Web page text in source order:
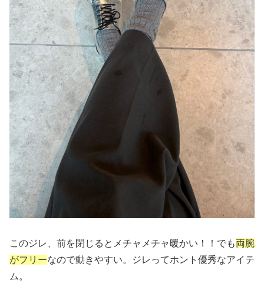
このジレ、前を閉じるとメチャメチャ暖かい！！でも両腕
がフリーなので動きやすい。ジレってホント優秀なアイテ
ム。